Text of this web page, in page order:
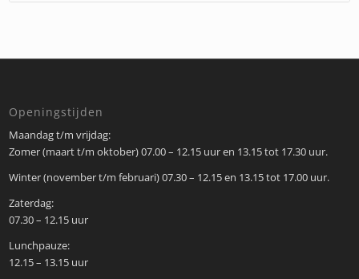
Openingstijden
Maandag t/m vrijdag:
Zomer (maart t/m oktober) 07.00 – 12.15 uur en 13.15 tot 17.30 uur.
Winter (november t/m februari) 07.30 – 12.15 en 13.15 tot 17.00 uur.
Zaterdag:
07.30 – 12.15 uur
Lunchpauze:
12.15 – 13.15 uur